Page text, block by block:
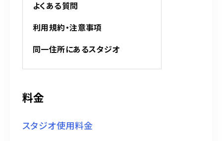
よくある質問
利用規約・注意事項
同一住所にあるスタジオ
料金
スタジオ使用料金